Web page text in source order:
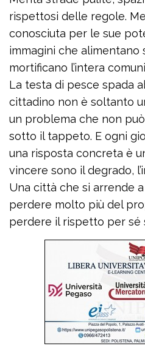
rispettosi delle regole.
conosciuta per le sue
immagini che alimentano
mortificano l’intera
La testa di pesce spada
cittadino non è soltanto
un problema che non
sotto il tappeto. E ogni
una risposta concreta è
vincere sono il degrado,
Una città che si arrende
perdere molto più del
perdere il rispetto per sé